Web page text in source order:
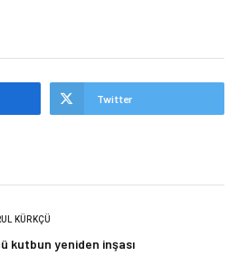
Twitter
KÜRKÇÜ
kutbun yeniden inşası